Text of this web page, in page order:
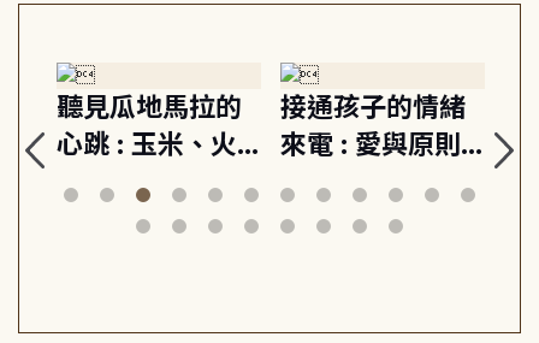
聽見瓜地馬拉的
心跳 : 玉米、火
山與信仰, 外交官
筆下的現代馬雅
接通孩子的情緒
來電 : 愛與原則,
建立教養的安定
節奏 22個行動練
關